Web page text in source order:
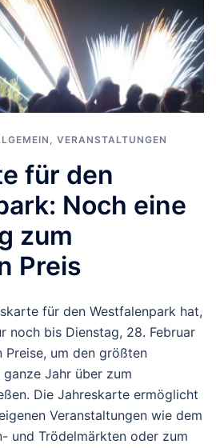
, VERANSTALTUNGEN
für den
Noch eine
zum
Preis
für den Westfalenpark hat,
noch bis Dienstag, 28. Februar
um den größten
Jahr über zum
Die Jahreskarte ermöglicht
Veranstaltungen wie dem
und Trödelmärkten oder zum